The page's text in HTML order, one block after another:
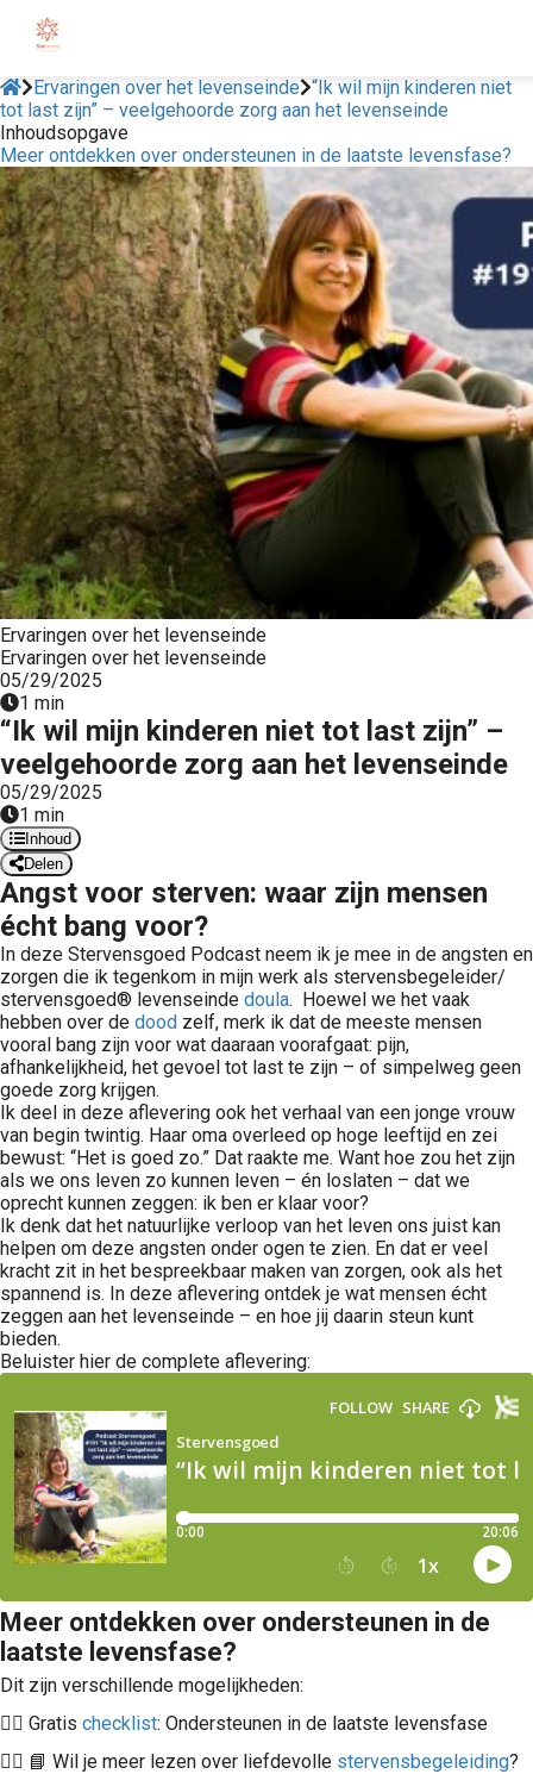
Ervaringen over het levenseinde “Ik wil mijn kinderen niet
tot last zijn” – veelgehoorde zorg aan het levenseinde
Inhoudsopgave
Meer ontdekken over ondersteunen in de laatste levensfase?
Ervaringen over het levenseinde
Ervaringen over het levenseinde
05/29/2025
1 min
“Ik wil mijn kinderen niet tot last zijn” –
veelgehoorde zorg aan het levenseinde
05/29/2025
1 min
Inhoud
Delen
Angst voor sterven: waar zijn mensen
écht bang voor?
In deze Stervensgoed Podcast neem ik je mee in de angsten en
zorgen die ik tegenkom in mijn werk als stervensbegeleider/
stervensgoed® levenseinde doula. Hoewel we het vaak
hebben over de dood zelf, merk ik dat de meeste mensen
vooral bang zijn voor wat daaraan voorafgaat: pijn,
afhankelijkheid, het gevoel tot last te zijn – of simpelweg geen
goede zorg krijgen.
Ik deel in deze aflevering ook het verhaal van een jonge vrouw
van begin twintig. Haar oma overleed op hoge leeftijd en zei
bewust: “Het is goed zo.” Dat raakte me. Want hoe zou het zijn
als we ons leven zo kunnen leven – én loslaten – dat we
oprecht kunnen zeggen: ik ben er klaar voor?
Ik denk dat het natuurlijke verloop van het leven ons juist kan
helpen om deze angsten onder ogen te zien. En dat er veel
kracht zit in het bespreekbaar maken van zorgen, ook als het
spannend is. In deze aflevering ontdek je wat mensen écht
zeggen aan het levenseinde – en hoe jij daarin steun kunt
bieden.
Beluister hier de complete aflevering:
Meer ontdekken over ondersteunen in de
laatste levensfase?
Dit zijn verschillende mogelijkheden:
👉🏻 Gratis checklist: Ondersteunen in de laatste levensfase
👉🏻 📘 Wil je meer lezen over liefdevolle stervensbegeleiding?